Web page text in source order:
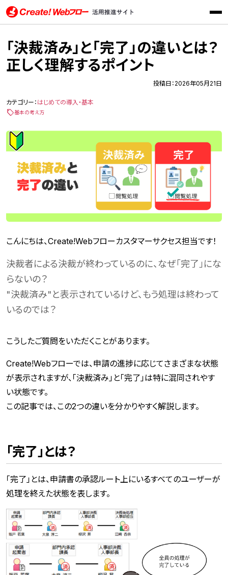
Create!Webフロー活用推進サイト インフォテック株式会社
メ
「決裁済み」と「完了」の違いとは？
正しく理解するポイント
投稿日：2026年05月21日
カテゴリー： はじめての導入・基本
基本の考え方
こんにちは、Create!Webフローカスタマーサクセス担当です！
決裁者による決裁が終わっているのに、なぜ「完了」にな
らないの？
"決裁済み"と表示されているけど、もう処理は終わって
いるのでは？
こうしたご質問をいただくことがあります。
Create!Webフローでは、申請の進捗に応じてさまざまな状態
が表示されますが、「決裁済み」と「完了」は特に混同されやす
い状態です。
この記事では、この2つの違いを分かりやすく解説します。
「完了」とは？
「完了」とは、申請書の承認ルート上にいるすべてのユーザーが
処理を終えた状態を表します。